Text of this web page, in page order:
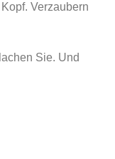
Verzaubern
Sie. Und